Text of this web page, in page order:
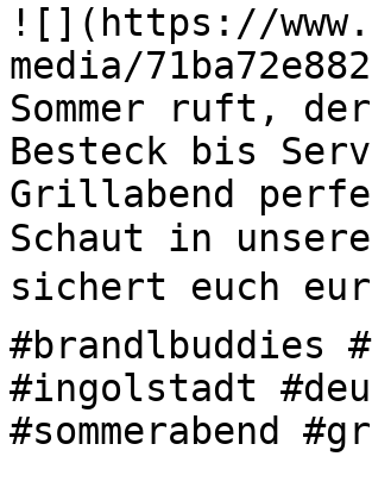
![](https://
media/
Sommer ruft,
Besteck bis
Grillabend
Schaut in
sichert euch
#brandlbuddies
#ingolstadt
#sommerabend